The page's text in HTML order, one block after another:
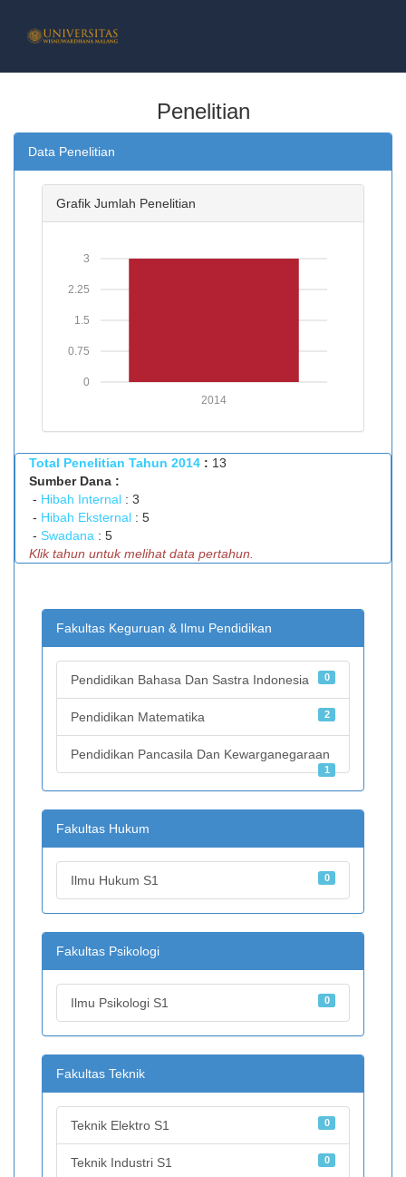
KEGIATAN
PENGABDIAN
DOWNLOAD
Penelitian
Data Penelitian
Grafik Jumlah Penelitian
0
0.75
1.5
2.25
3
2014
Previous Next
Total Penelitian Tahun 2014 : 13
Sumber Dana :
- Hibah Internal : 3
- Hibah Eksternal : 5
- Swadana : 5
Klik tahun untuk melihat data pertahun.
Fakultas Keguruan & Ilmu Pendidikan
Pendidikan Bahasa Dan Sastra Indonesia 0
Pendidikan Matematika 2
Pendidikan Pancasila Dan Kewarganegaraan
1
Fakultas Hukum
Ilmu Hukum S1 0
Fakultas Psikologi
Ilmu Psikologi S1 0
Fakultas Teknik
Teknik Elektro S1 0
Teknik Industri S1 0